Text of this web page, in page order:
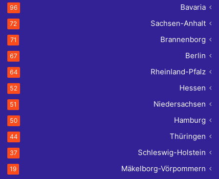
Bavaria
96
Sachsen-Anhalt
72
Brannenborg
71
Berlin
67
Rheinland-Pfalz
64
Hessen
52
Niedersachsen
51
Hamburg
50
Thüringen
44
Schleswig-Holstein
37
Mäkelborg-Vörpommern
19